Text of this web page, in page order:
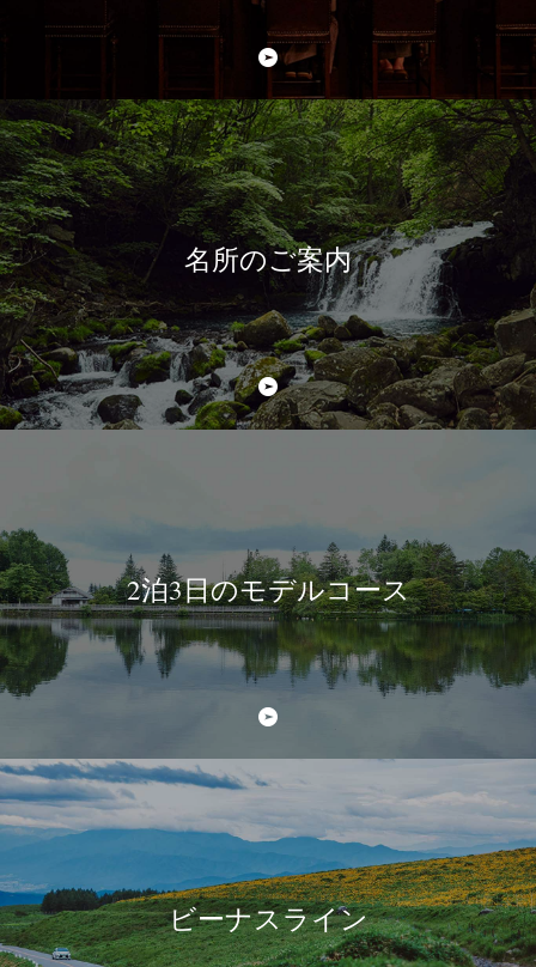
名所のご案内
2泊3日のモデルコース
ビーナスライン